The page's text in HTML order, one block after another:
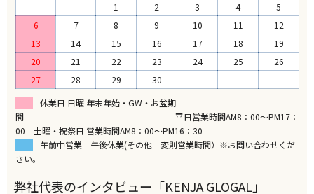
1
2 3 4
5
6
7 8 9 10 11
12
13
14 15 16 17 18
19
20
21 22 23 24 25
26
27
28 29
30
休業日 日曜 年末年始・GW・お盆期
間 平日営業時間AM8：00～PM17：
00 土曜・祝祭日 営業時間AM8：00～PM16：30
午前中営業 午後休業(その他 変則営業時間）※お問い合わせくだ
さい。